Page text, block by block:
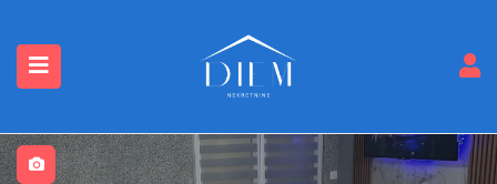
(Nekretnine)